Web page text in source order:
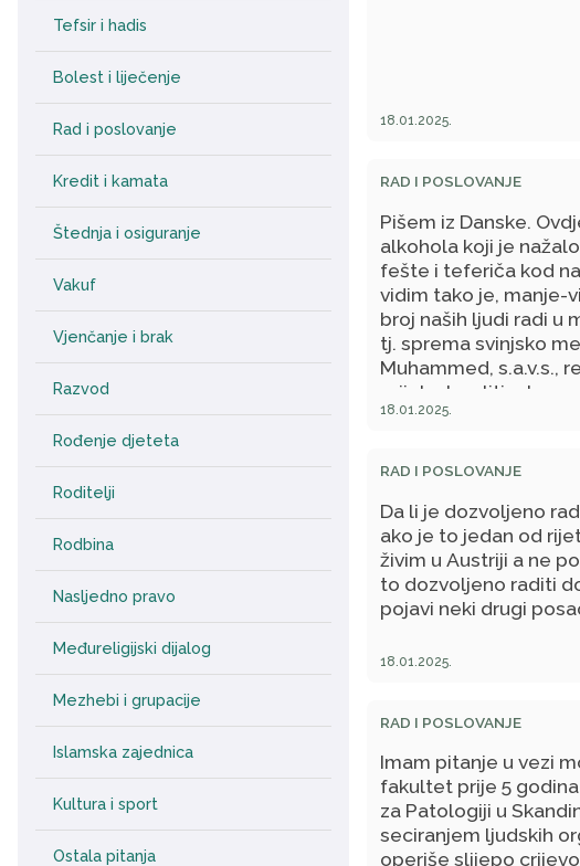
Tefsir i hadis
Bolest i liječenje
Rad i poslovanje
Kredit i kamata
Štednja i osiguranje
Vakuf
Vjenčanje i brak
Razvod
Rođenje djeteta
Roditelji
Rodbina
Nasljedno pravo
Međureligijski dijalog
Mezhebi i grupacije
Islamska zajednica
Kultura i sport
Ostala pitanja
18.01.2025.
RAD I POSLOVANJE
Pišem iz Danske.
alkohola koji je
fešte i teferiča kod
vidim tako je, manje-
broj naših ljudi radi u
tj. sprema svinjsko
Muhammed, s.a.v.s.,
grijeha 'uvaliti ruke u
većinom pravdaju sa
ili nije? Je li moguće
još nešto, ako je to
fetva ili neki drugi
našim ljudima tako
da je to zaista
gospodara.
18.01.2025.
RAD I POSLOVANJE
Da li je dozvoljeno
ako je to jedan od
živim u Austriji a ne
to dozvoljeno raditi
pojavi neki drugi
18.01.2025.
RAD I POSLOVANJE
Imam pitanje u vezi
fakultet prije 5
za Patologiji u
seciranjem ljudskih
operiše slijepo